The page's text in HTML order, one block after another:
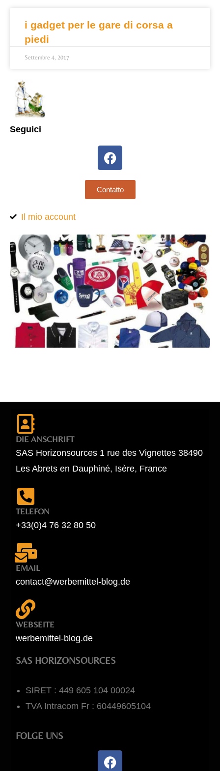
i gadget per le gare di corsa a
piedi
Settembre 4, 2017
Seguici
Contatto
Il mio account
DIE ANSCHRIFT
SAS Horizonsources 1 rue des Vignettes 38490
Les Abrets en Dauphiné, Isère, France
TELEFON
+33(0)4 76 32 80 50
EMAIL
contact@werbemittel-blog.de
WEBSEITE
werbemittel-blog.de
SAS HORIZONSOURCES
SIRET : 449 605 104 00024
TVA Intracom Fr : 60449605104
FOLGE UNS